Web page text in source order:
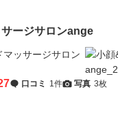
ージサロンange
口コミ 1件 写真 3枚